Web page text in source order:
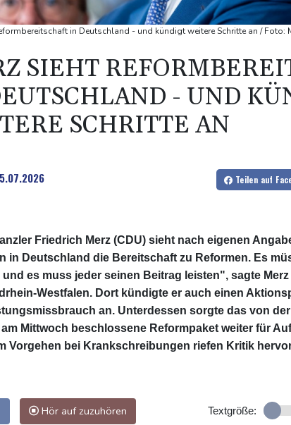
in Deutschland - und kündigt weitere Schritte an / Foto:
SIEHT
- UND
SCHRITTE AN
Teilen auf
Friedrich Merz (CDU) sieht nach eigenen
in Deutschland die Bereitschaft zu Reformen. Es
und es muss jeder seinen Beitrag leisten", sagte
Westfalen. Dort kündigte er auch einen
an. Unterdessen sorgte das von
Mittwoch beschlossene Reformpaket weiter für
Vorgehen bei Krankschreibungen riefen Kritik
Hör auf zuzuhören Textgröße: